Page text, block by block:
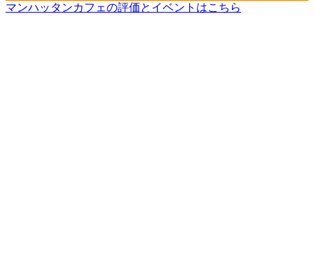
マンハッタンカフェの評価とイベントはこちら